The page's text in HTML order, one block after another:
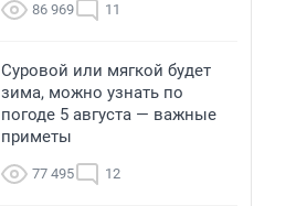
86 969 11
Суровой или мягкой будет
зима, можно узнать по
погоде 5 августа — важные
приметы
77 495 12